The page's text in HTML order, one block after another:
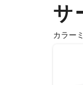
サ
カラー